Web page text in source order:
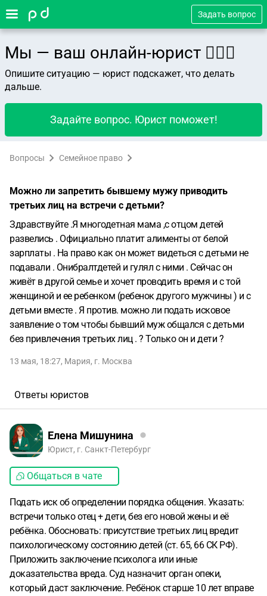
Задать вопрос
Мы — ваш онлайн-юрист 👨🏻‍⚖️
Опишите ситуацию — юрист подскажет, что делать
дальше.
Задайте вопрос. Юрист поможет!
Вопросы Семейное право
Можно ли запретить бывшему мужу приводить
третьих лиц на встречи с детьми?
Здравствуйте .Я многодетная мама ,с отцом детей
развелись . Официально платит алименты от белой
зарплаты . На право как он может видеться с детьми не
подавали . Онибралтдетей и гулял с ними . Сейчас он
живёт в другой семье и хочет проводить время и с той
женщиной и ее ребенком (ребенок другого мужчины ) и с
детьми вместе . Я против. можно ли подать исковое
заявление о том чтобы бывший муж общался с детьми
без привлечения третьих лиц . ? Только он и дети ?
13 мая, 18:27, Мария, г. Москва
Ответы юристов
Елена Мишунина
Юрист, г. Санкт-Петербург
Общаться в чате
Подать иск об определении порядка общения. Указать:
встречи только отец + дети, без его новой жены и её
ребёнка. Обосновать: присутствие третьих лиц вредит
психологическому состоянию детей (ст. 65, 66 СК РФ).
Приложить заключение психолога или иные
доказательства вреда. Суд назначит орган опеки,
который даст заключение. Ребёнок старше 10 лет вправе